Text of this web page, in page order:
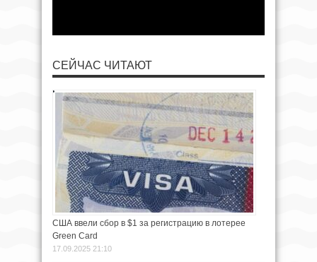
СЕЙЧАС ЧИТАЮТ
США ввели сбор в $1 за регистрацию в лотерее
Green Card
17.09.2025 21:10